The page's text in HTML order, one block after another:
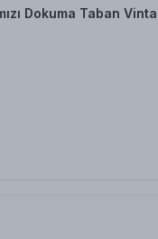
Dokuma Taban